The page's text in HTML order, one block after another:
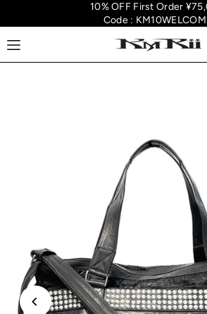
Translation missing:
10% OFF First Order
Code :